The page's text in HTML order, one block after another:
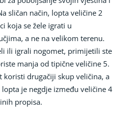
sličan način, lopta veličine 2
koja se žele igrati u
a ne na velikom terenu.
ili igrali nogomet, primijetili ste
manja od tipične veličine 5.
koristi drugačiji skup veličina, a
lopta je negdje između veličine 4
propisa.